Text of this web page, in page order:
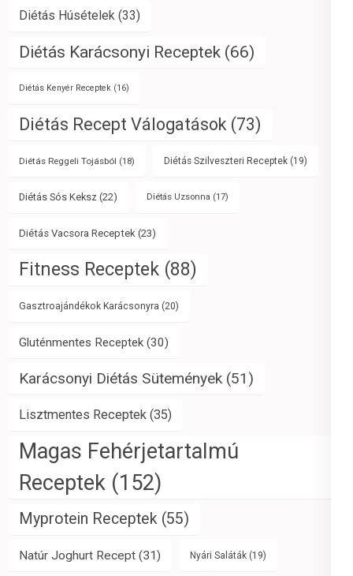
Diétás Húsételek (33)
Diétás Karácsonyi Receptek (66)
Diétás Kenyér Receptek (16)
Diétás Recept Válogatások (73)
Diétás Reggeli Tojásból (18) Diétás Szilveszteri Receptek (19)
Diétás Sós Keksz (22) Diétás Uzsonna (17)
Diétás Vacsora Receptek (23)
Fitness Receptek (88)
Gasztroajándékok Karácsonyra (20)
Gluténmentes Receptek (30)
Karácsonyi Diétás Sütemények (51)
Lisztmentes Receptek (35)
Magas Fehérjetartalmú
Receptek (152)
Myprotein Receptek (55)
Natúr Joghurt Recept (31) Nyári Saláták (19)